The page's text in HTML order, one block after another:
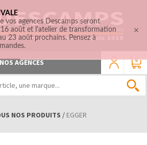
0
NOS AGENCES
NOS PRODUITS / EGGER
vos agences Descamps seront
août et l'atelier de transformation
23 août prochains. Pensez à